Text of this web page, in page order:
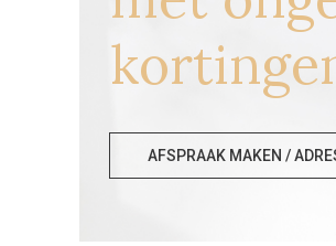
AFSPRAAK MAKEN /